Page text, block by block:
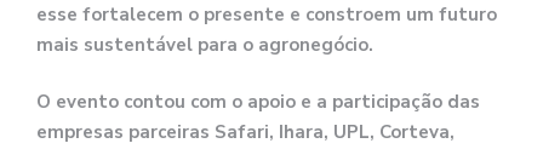
esse fortalecem o presente e constroem um futuro
mais sustentável para o agronegócio.
O evento contou com o apoio e a participação das
empresas parceiras Safari, Ihara, UPL, Corteva,